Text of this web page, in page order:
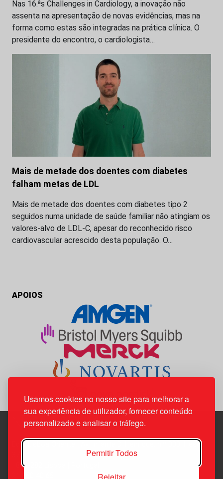
Usamos cookies no nosso site para melhorar a
sua experiência de utilizador, fornecer conteúdo
personalizado e analisar o tráfego.
Permitir Todos
Nas 16.ªs Challenges in Cardiology, a inovação não
assenta na apresentação de novas evidências, mas na
forma como estas são integradas na prática clínica. O
presidente do encontro, o cardiologista…
Mais de metade dos doentes com diabetes
falham metas de LDL
Mais de metade dos doentes com diabetes tipo 2
seguidos numa unidade de saúde familiar não atingiam os
valores-alvo de LDL-C, apesar do reconhecido risco
cardiovascular acrescido desta população. O…
APOIOS
Edif. Lisboa Oriente | Av. Infante D. Henrique, n.º 333H, esc.
1800-282 Lisboa | Portugal